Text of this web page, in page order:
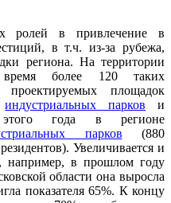
ролей в привлечение в
в т.ч. из-за рубежа,
региона. На территории
более 120 таких
площадок
индустриальных парков и
года в регионе
парков (880
Увеличивается и
например, в прошлом году
области она выросла
показателя 65%. К концу